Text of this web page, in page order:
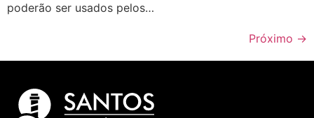
poderão ser usados pelos…
Próximo →